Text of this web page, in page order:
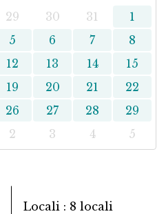
29 30 31
1
5 6 7
8
12 13 14
15
19 20 21
22
26 27 28
29
2 3 4 5
Locali 8 locali